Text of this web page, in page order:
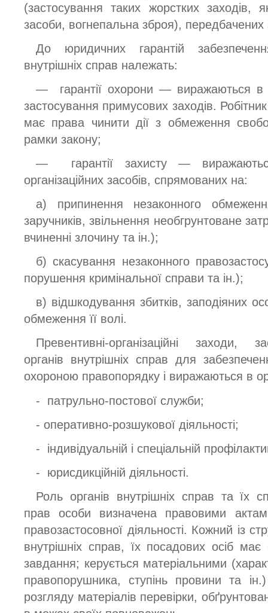
(застосування таких жорстких заходів,
засоби, вогнепальна зброя),
До юридичних гарантій
внутрішніх справ належать:
— гарантії охорони — виражаються в
застосування примусових заходів.
має права чинити дії з обмеження
рамки закону;
— гарантії захисту —
організаційних засобів, спрямованих на:
а) припинення незаконного
заручників, звільнення необгрунтоване
вчиненні злочину та ін.);
б) скасування незаконного
порушення кримінальної справи та ін.);
в) відшкодування збитків, заподіяних
обмеження її волі.
Превентивні-організаційні заходи,
органів внутрішніх справ для
охороною правопорядку і виражаються в
- патрульно-постової служби;
- оперативно-розшукової діяльності;
- індивідуальній і спеціальній
- юрисдикційній діяльності.
Роль органів внутрішніх справ та їх
прав особи визначена правовими
правозастосовної діяльності. Кожний із
внутрішніх справ, їх посадових осіб
завдання; керується матеріальними
правопорушника, ступінь провини та
розгляду матеріалів перевірки,